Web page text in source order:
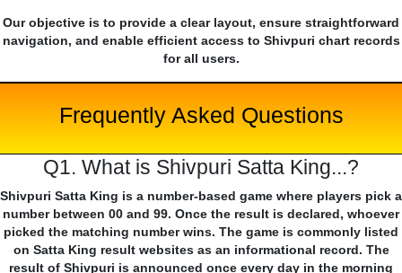
Our objective is to provide a clear layout, ensure straightforward
navigation, and enable efficient access to Shivpuri chart records
for all users.
Frequently Asked Questions
Q1. What is Shivpuri Satta King...?
Shivpuri Satta King is a number-based game where players pick a
number between 00 and 99. Once the result is declared, whoever
picked the matching number wins. The game is commonly listed
on Satta King result websites as an informational record. The
result of Shivpuri is announced once every day in the morning